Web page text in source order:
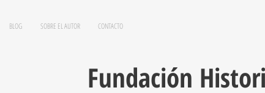
BLOG SOBRE EL AUTOR CONTACTO
Fundación